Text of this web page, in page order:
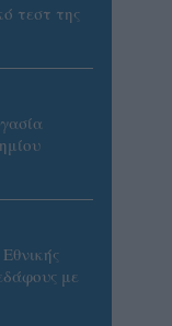
τεστ της
με